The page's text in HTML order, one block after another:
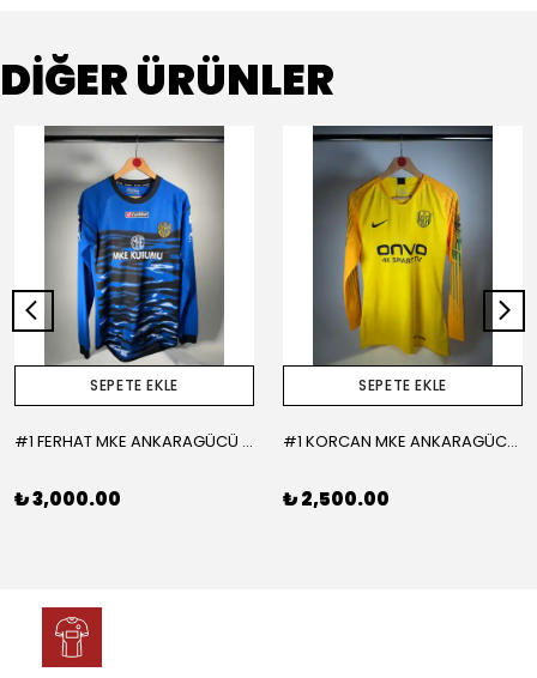
DİĞER ÜRÜNLER
SEPETE EKLE
#1 FERHAT MKE ANKARAGÜCÜ 2015-2016 KALECİ - LARGE
₺ 3,000.00
SEPETE EKLE
#1 KORCAN MKE ANKARAGÜCÜ 2019-2020 KALECİ - MEDIUM
₺ 2,500.00